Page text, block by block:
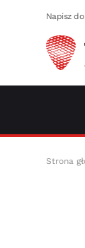
Napisz
Strona